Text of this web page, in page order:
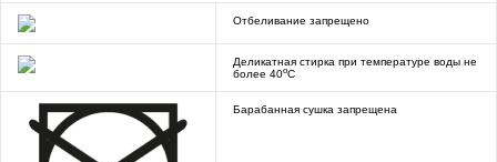
Отбеливание запрещено
Деликатная стирка при температуре воды не
более 40oC
Барабанная сушка запрещена